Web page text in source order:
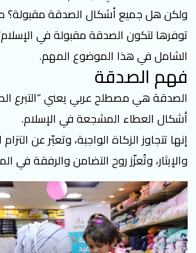
ولكن هل جميع أشكال الصدقة مقبولة؟
توفرها لتكون الصدقة مقبولة في
الشامل في هذا الموضوع المهم.
فهم الصدقة
الصدقةهي مصطلح عربي يعني “التبرع
أشكال العطاء المشجعة في الإسلام.
إنها تتجاوز الزكاة الواجبة، وتعبّر عن
والإيثار، وتُعزّز روح التضامن والرفقة في
استمرارية التصدق
تبرع بصدقتك للشمال السوري
الأسئلة الشائعة
هل الصدقة واجبة في الإسلام؟
هل يمكنني أن أعطي صدقة من
هل يمكنني أن أعطي صدقة
هل من الخطأ الإعلان عن صدقتي؟
هل يمكن أن يعطى الصدقة
هل يهم المبلغ أو نوع الصدقة؟
لنصنع لهم عالماً أفضل